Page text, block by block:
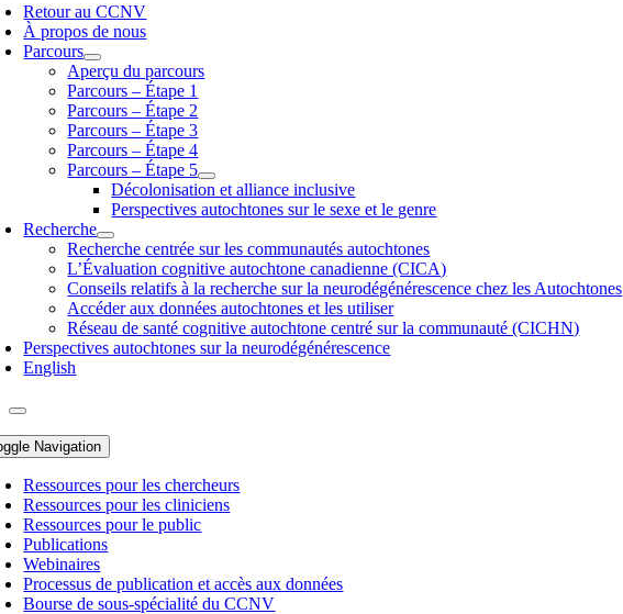
Retour au CCNV
À propos de nous
Parcours
Aperçu du parcours
Parcours – Étape 1
Parcours – Étape 2
Parcours – Étape 3
Parcours – Étape 4
Parcours – Étape 5
Décolonisation et alliance inclusive
Perspectives autochtones sur le sexe et le genre
Recherche
Recherche centrée sur les communautés autochtones
L’Évaluation cognitive autochtone canadienne (CICA)
Conseils relatifs à la recherche sur la neurodégénérescence chez les Autochtones
Accéder aux données autochtones et les utiliser
Réseau de santé cognitive autochtone centré sur la communauté (CICHN)
Perspectives autochtones sur la neurodégénérescence
English
Navigation
Ressources pour les chercheurs
Ressources pour les cliniciens
Ressources pour le public
Publications
Webinaires
Processus de publication et accès aux données
Bourse de sous-spécialité du CCNV